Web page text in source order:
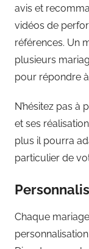
avis et
vidéos de
références. Un
plusieurs
pour répondre
N’hésitez pas
et ses
plus il pourra
particulier de
Chaque